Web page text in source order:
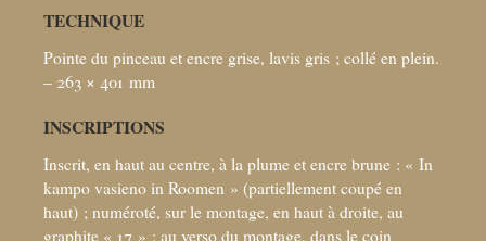
TECHNIQUE
Pointe du pinceau et encre grise, lavis gris ; collé en plein.
– 263 × 401 mm
INSCRIPTIONS
Inscrit, en haut au centre, à la plume et encre brune : « In
kampo vasieno in Roomen » (partiellement coupé en
haut) ; numéroté, sur le montage, en haut à droite, au
graphite « 17 » ; au verso du montage, dans le coin